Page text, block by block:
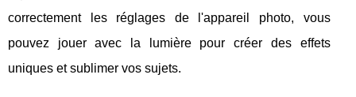
correctement les réglages de l'appareil photo, vous
pouvez jouer avec la lumière pour créer des effets
uniques et sublimer vos sujets.